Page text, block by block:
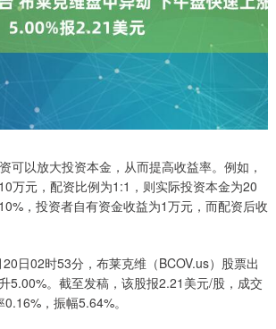
可以放大投资本金，从而提高收益率。例如，
万元，配资比例为1:1，则实际投资本金为20
，投资者自有资金收益为1万元，而配资后收
日02时53分，布莱克维（BCOV.us）股票出
5.00%。截至发稿，该股报2.21美元/股，成交
，振幅5.64%。